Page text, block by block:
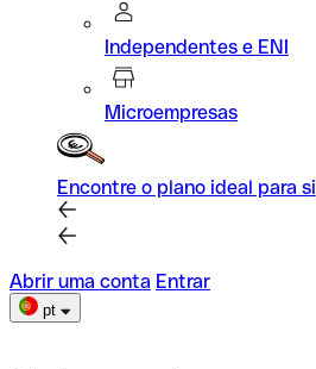
Independentes e ENI
Microempresas
Encontre o plano ideal para si
Abrir uma conta Entrar
pt